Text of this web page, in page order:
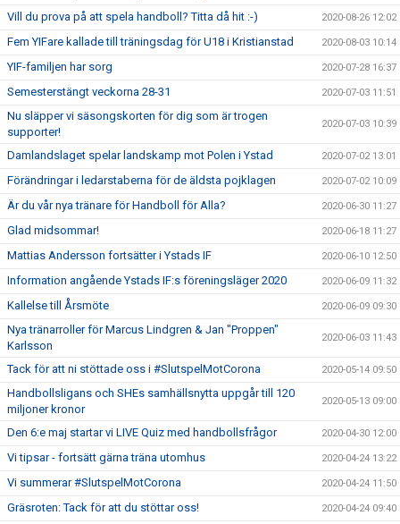
Vill du prova på att spela handboll? Titta då hit :-) 2020-08-26 12:02
Fem YIFare kallade till träningsdag för U18 i Kristianstad 2020-08-03 10:14
YIF-familjen har sorg 2020-07-28 16:37
Semesterstängt veckorna 28-31 2020-07-03 11:51
Nu släpper vi säsongskorten för dig som är trogen
supporter!
2020-07-03 10:39
Damlandslaget spelar landskamp mot Polen i Ystad 2020-07-02 13:01
Förändringar i ledarstaberna för de äldsta pojklagen 2020-07-02 10:09
Är du vår nya tränare för Handboll för Alla? 2020-06-30 11:27
Glad midsommar! 2020-06-18 11:27
Mattias Andersson fortsätter i Ystads IF 2020-06-10 12:50
Information angående Ystads IF:s föreningsläger 2020 2020-06-09 11:32
Kallelse till Årsmöte 2020-06-09 09:30
Nya tränarroller för Marcus Lindgren & Jan "Proppen"
Karlsson
2020-06-03 11:43
Tack för att ni stöttade oss i #SlutspelMotCorona 2020-05-14 09:50
Handbollsligans och SHEs samhällsnytta uppgår till 120
miljoner kronor
2020-05-13 09:00
Den 6:e maj startar vi LIVE Quiz med handbollsfrågor 2020-04-30 12:00
Vi tipsar - fortsätt gärna träna utomhus 2020-04-24 13:22
Vi summerar #SlutspelMotCorona 2020-04-24 11:50
Gräsroten: Tack för att du stöttar oss! 2020-04-24 09:40